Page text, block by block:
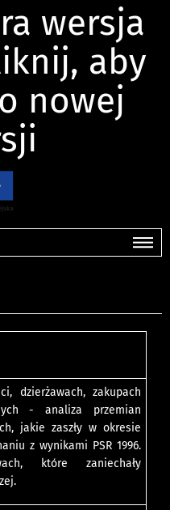
wersja
aby
nowej
dzierżawach, zakupach
- analiza przemian
jakie zaszły w okresie
z wynikami PSR 1996.
które zaniechały